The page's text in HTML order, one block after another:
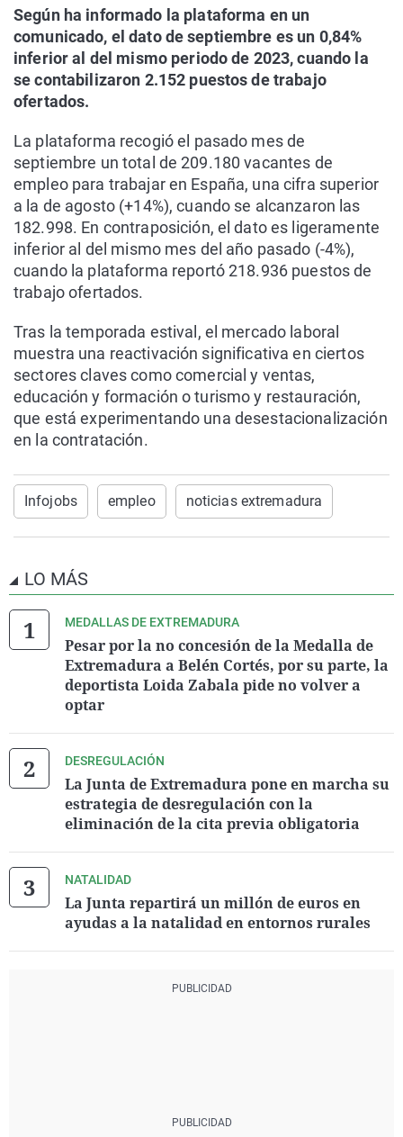
Según ha informado la plataforma en un
comunicado, el dato de septiembre es un 0,84%
inferior al del mismo periodo de 2023, cuando la
se contabilizaron 2.152 puestos de trabajo
ofertados.
La plataforma recogió el pasado mes de
septiembre un total de 209.180 vacantes de
empleo para trabajar en España, una cifra superior
a la de agosto (+14%), cuando se alcanzaron las
182.998. En contraposición, el dato es ligeramente
inferior al del mismo mes del año pasado (-4%),
cuando la plataforma reportó 218.936 puestos de
trabajo ofertados.
Tras la temporada estival, el mercado laboral
muestra una reactivación significativa en ciertos
sectores claves como comercial y ventas,
educación y formación o turismo y restauración,
que está experimentando una desestacionalización
en la contratación.
Infojobs empleo noticias extremadura
LO MÁS
MEDALLAS DE EXTREMADURA
Pesar por la no concesión de la Medalla de
Extremadura a Belén Cortés, por su parte, la
deportista Loida Zabala pide no volver a
optar
DESREGULACIÓN
La Junta de Extremadura pone en marcha su
estrategia de desregulación con la
eliminación de la cita previa obligatoria
NATALIDAD
La Junta repartirá un millón de euros en
ayudas a la natalidad en entornos rurales